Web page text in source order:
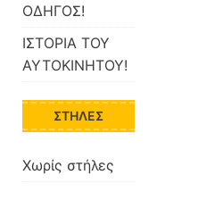
ΟΔΗΓΟΣ!
ΙΣΤΟΡΙΑ ΤΟΥ
ΑΥΤΟΚΙΝΗΤΟΥ!
ΣΤΉΛΕΣ
Χωρίς στήλες